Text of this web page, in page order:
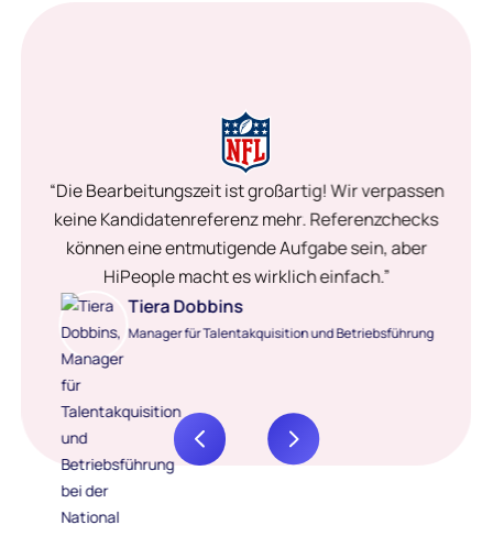
“Die Bearbeitungszeit ist großartig! Wir verpassen
keine Kandidatenreferenz mehr. Referenzchecks
können eine entmutigende Aufgabe sein, aber
HiPeople macht es wirklich einfach.”
Tiera Dobbins
Manager für Talentakquisition und Betriebsführung